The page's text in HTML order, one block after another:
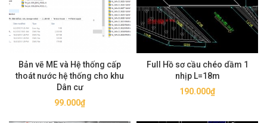
Bản vẽ ME và Hệ thống cấp
thoát nước hệ thống cho khu
Dân cư
99.000₫
Full Hồ sơ cầu chéo dầm 1
nhịp L=18m
190.000₫